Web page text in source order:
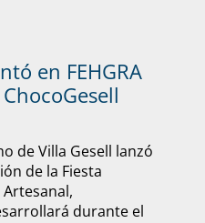
en FEHGRA
de Villa Gesell lanzó
de la Fiesta
durante el